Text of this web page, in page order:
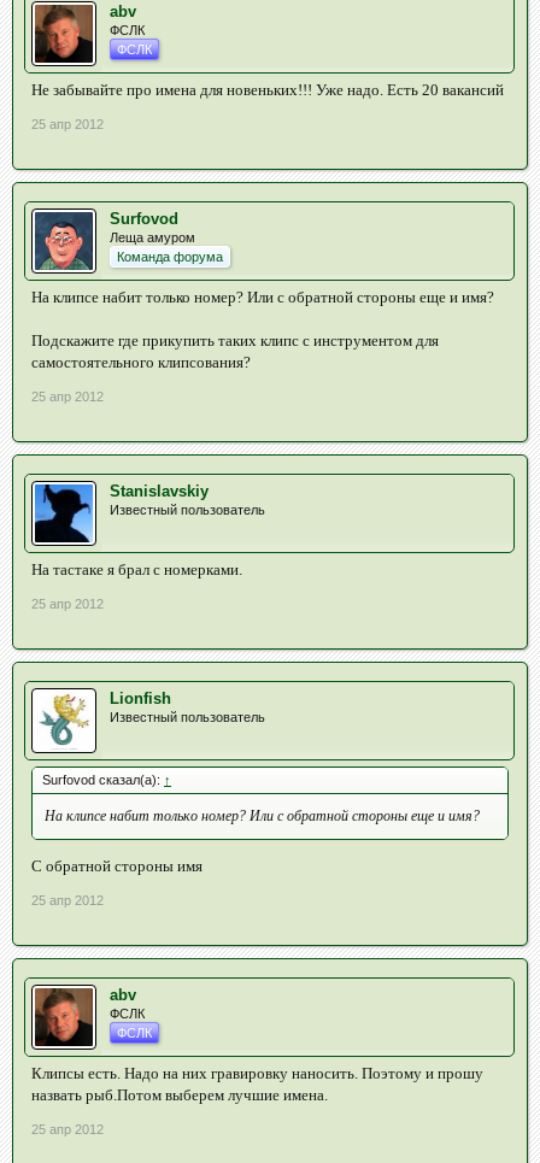
abv
ФСЛК
ФСЛК
Не забывайте про имена для новеньких!!! Уже надо. Есть 20 вакансий
25 апр 2012
Surfovod
Леща амуром
Команда форума
На клипсе набит только номер? Или с обратной стороны еще и имя?
Подскажите где прикупить таких клипс с инструментом для
самостоятельного клипсования?
25 апр 2012
Stanislavskiy
Известный пользователь
На тастаке я брал с номерками.
25 апр 2012
Lionfish
Известный пользователь
Surfovod сказал(а): ↑
На клипсе набит только номер? Или с обратной стороны еще и имя?
С обратной стороны имя
25 апр 2012
abv
ФСЛК
ФСЛК
Клипсы есть. Надо на них гравировку наносить. Поэтому и прошу
назвать рыб.Потом выберем лучшие имена.
25 апр 2012